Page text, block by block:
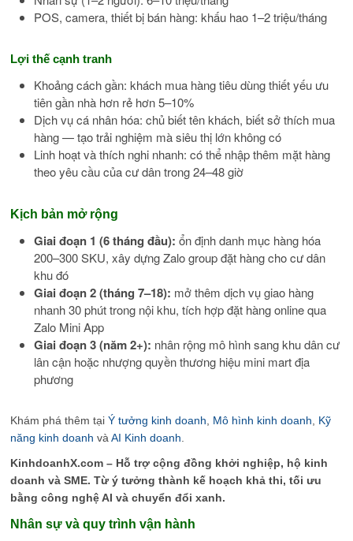
POS, camera, thiết bị bán hàng: khấu hao 1–2 triệu/tháng
Lợi thế cạnh tranh
Khoảng cách gần: khách mua hàng tiêu dùng thiết yếu ưu
tiên gần nhà hơn rẻ hơn 5–10%
Dịch vụ cá nhân hóa: chủ biết tên khách, biết sở thích mua
hàng — tạo trải nghiệm mà siêu thị lớn không có
Linh hoạt và thích nghi nhanh: có thể nhập thêm mặt hàng
theo yêu cầu của cư dân trong 24–48 giờ
Kịch bản mở rộng
Giai đoạn 1 (6 tháng đầu): ổn định danh mục hàng hóa
200–300 SKU, xây dựng Zalo group đặt hàng cho cư dân
khu đó
Giai đoạn 2 (tháng 7–18): mở thêm dịch vụ giao hàng
nhanh 30 phút trong nội khu, tích hợp đặt hàng online qua
Zalo Mini App
Giai đoạn 3 (năm 2+): nhân rộng mô hình sang khu dân cư
lân cận hoặc nhượng quyền thương hiệu mini mart địa
phương
Khám phá thêm tạiÝ tưởng kinh doanh Mô hình kinh doanh
Kỹ
năng kinh doanh vàAI Kinh doanh
KinhdoanhX.com – Hỗ trợ cộng đồng khởi nghiệp, hộ kinh
doanh và SME. Từ ý tưởng thành kế hoạch khả thi, tối ưu
bằng công nghệ AI và chuyển đổi xanh.
Nhân sự và quy trình vận hành